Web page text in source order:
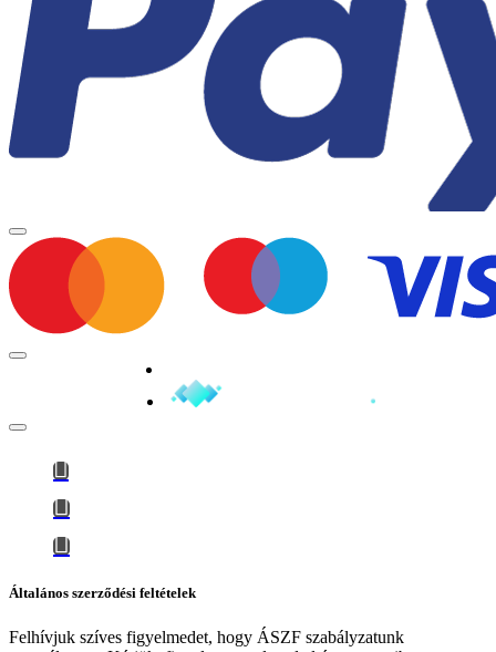
Általános szerződési feltételek
Felhívjuk szíves figyelmedet, hogy ÁSZF szabályzatunk